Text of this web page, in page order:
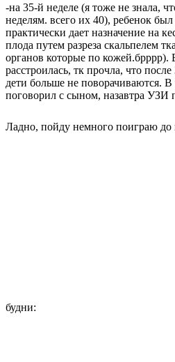
-на 35-й неделе (я тоже не знала,
неделям. всего их 40), ребенок
практически дает назначение на
плода путем разреза скальпелем
органов которые по кожей.брррр).
расстроилась, тк прочла, что
дети больше не поворачиваются. В
поговорил с сыном, назавтра УЗИ
Ладно, пойду немного поиграю до
будни: